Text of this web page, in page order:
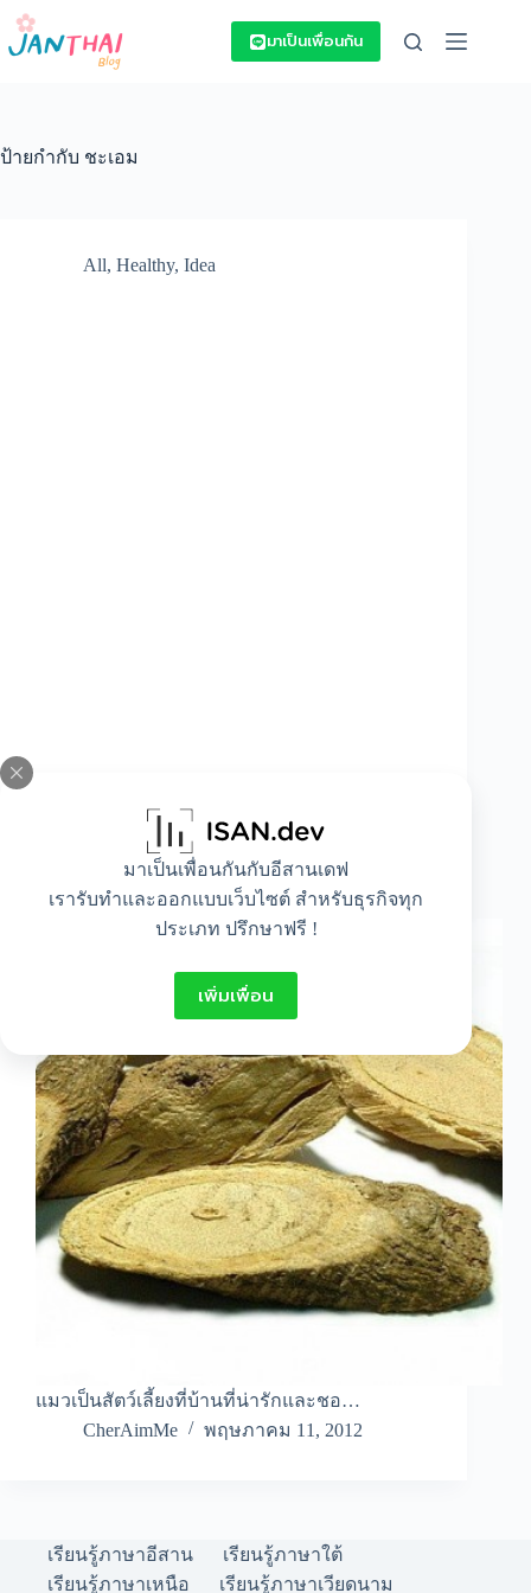
Skip
content
มาเป็นเพื่อนกันกับอีสานเดฟ
เรารับทำและออกแบบเว็บไซต์ สำหรับธุรกิจทุก
ประเภท ปรึกษาฟรี !
เพิ่มเพื่อน
มาเป็นเพื่อนกัน
ป้ายกำกับ ชะเอม
All, Healthy, Idea
ชะเอม…สมุนไพรทำยารักษาแมว
แมวเป็นสัตว์เลี้ยงที่บ้านที่น่ารักและชอ…
CherAimMe
พฤษภาคม 11, 2012
เรียนรู้ภาษาอีสาน
เรียนรู้ภาษาใต้
เรียนรู้ภาษาเหนือ
เรียนรู้ภาษาเวียดนาม